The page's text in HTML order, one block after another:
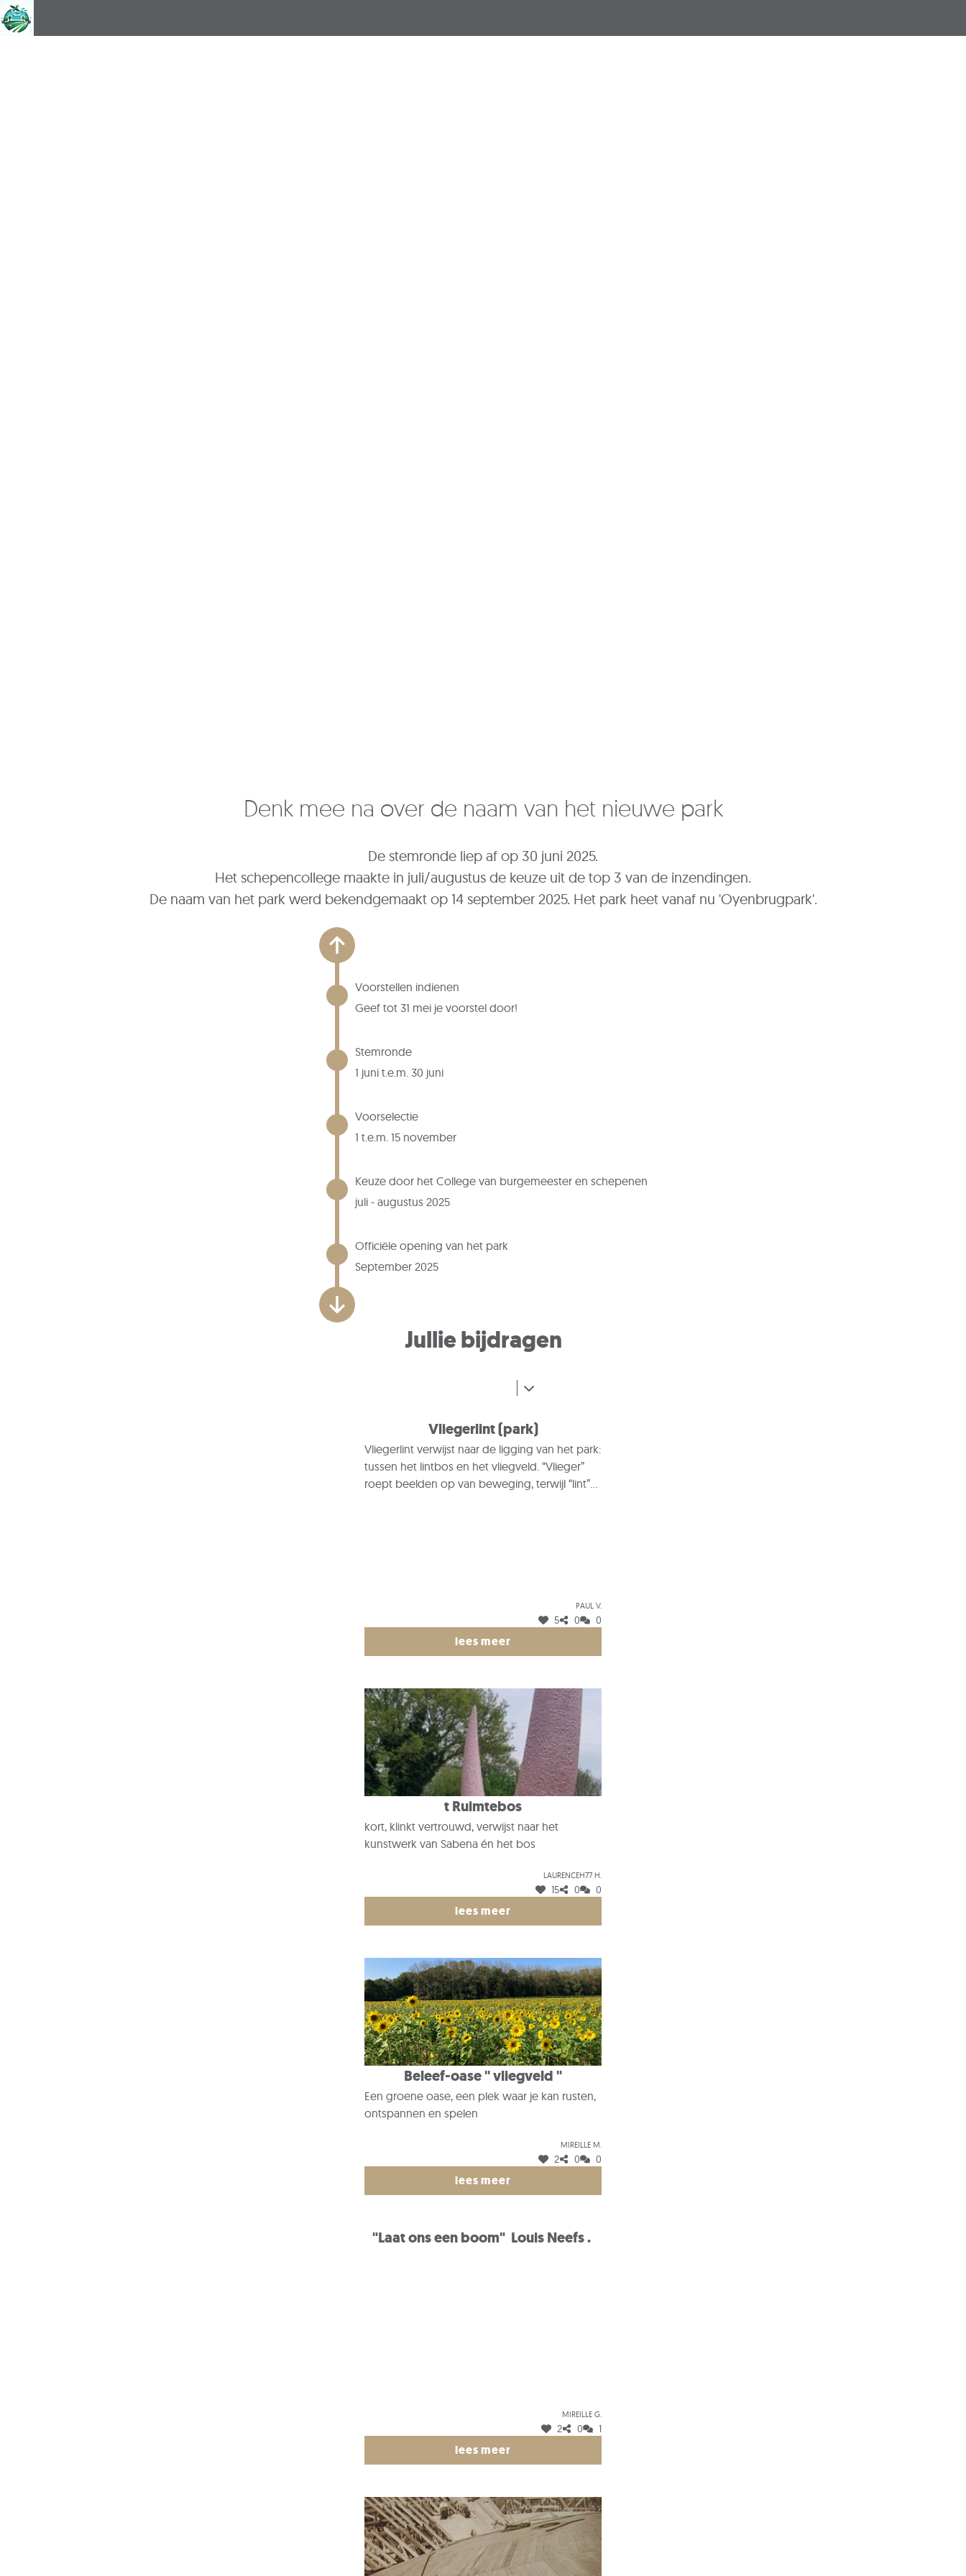
Denk mee na over de naam van het nieuwe park
De stemronde liep af op 30 juni 2025.
Het schepencollege maakte in juli/augustus de keuze uit de top 3 van de inzendingen.
De naam van het park werd bekendgemaakt op 14 september 2025. Het park heet vanaf nu 'Oyenbrugpark'.
Voorstellen indienen
Geef tot 31 mei je voorstel door!
Stemronde
1 juni t.e.m. 30 juni
Voorselectie
1 t.e.m. 15 november
Keuze door het College van burgemeester en schepenen
juli - augustus 2025
Officiële opening van het park
September 2025
Jullie bijdragen
Vliegerlint (park)
Vliegerlint verwijst naar de ligging van het park:
tussen het lintbos en het vliegveld. “Vlieger”
roept beelden op van beweging, terwijl “lint”
Paul V.
5 0 0
lees meer
t Ruimtebos
kort, klinkt vertrouwd, verwijst naar het
kunstwerk van Sabena én het bos
Laurenceh77 H.
15 0 0
lees meer
Beleef-oase '' vliegveld ''
Een groene oase, een plek waar je kan rusten,
ontspannen en spelen
Mireille M.
2 0 0
lees meer
"Laat ons een boom" Louis Neefs .
Mireille G.
2 0 1
lees meer